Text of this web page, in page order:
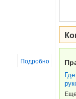
Подробно